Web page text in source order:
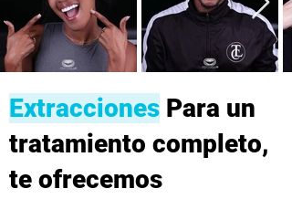
Extracciones Para un
tratamiento completo,
te ofrecemos